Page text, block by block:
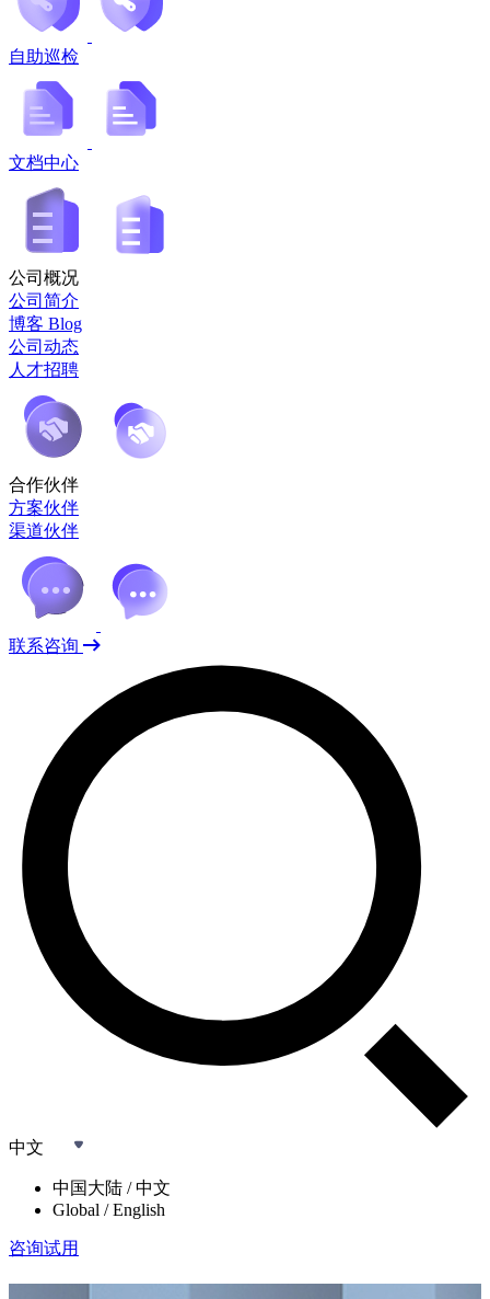
自助巡检
文档中心
公司概况
公司简介
博客 Blog
公司动态
人才招聘
合作伙伴
方案伙伴
渠道伙伴
联系咨询
中文
中国大陆 / 中文
Global / English
咨询试用